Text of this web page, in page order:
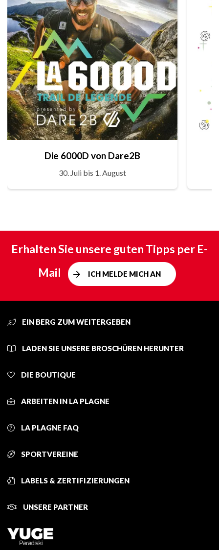
Die 6000D von Dare2B
30. Juli bis 1. August
Erhalten Sie unsere guten Tipps per E-
Mail
ICH MELDE MICH AN
EIN BERG ZUM WEITERGEBEN
LADEN SIE UNSERE BROSCHÜREN HERUNTER
DIE BOUTIQUE
ARBEITEN IN LA PLAGNE
LA PLAGNE FAQ
SPORTVEREINE
LABELS & ZERTIFIZIERUNGEN
UNSERE PARTNER